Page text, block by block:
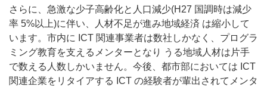
さらに、急激な少子高齢化と人口減少(H27 国調時は減少
率 5%以上)に伴い、人材不足が進み地域経済 は縮小して
います。市内に ICT 関連事業者は数社しかなく、プログラ
ミング教育を支えるメンターとなり うる地域人材は片手
で数える人数しかいません。今後、都市部においては ICT
関連企業をリタイアする ICT の経験者が輩出されてメンタ